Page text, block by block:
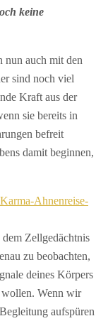
keine
nun auch mit den
sind noch viel
Kraft aus der
sie bereits in
befreit
damit beginnen,
Zellgedächtnis
zu beobachten,
deines Körpers
Wenn wir
aufspüren